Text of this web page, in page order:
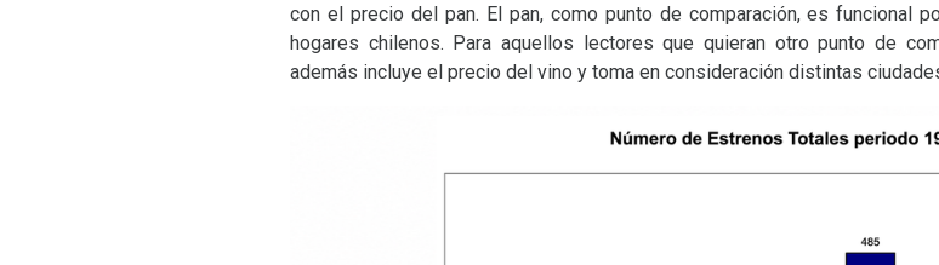
con el precio del pan. El pan, como punto de comparación, es funcional
hogares chilenos. Para aquellos lectores que quieran otro punto de
además incluye el precio del vino y toma en consideración distintas